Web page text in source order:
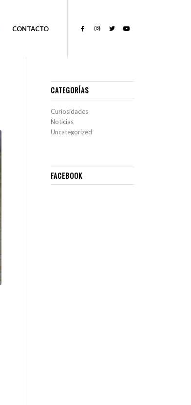
CONTACTO
CATEGORÍAS
Curiosidades
Noticias
Uncategorized
FACEBOOK